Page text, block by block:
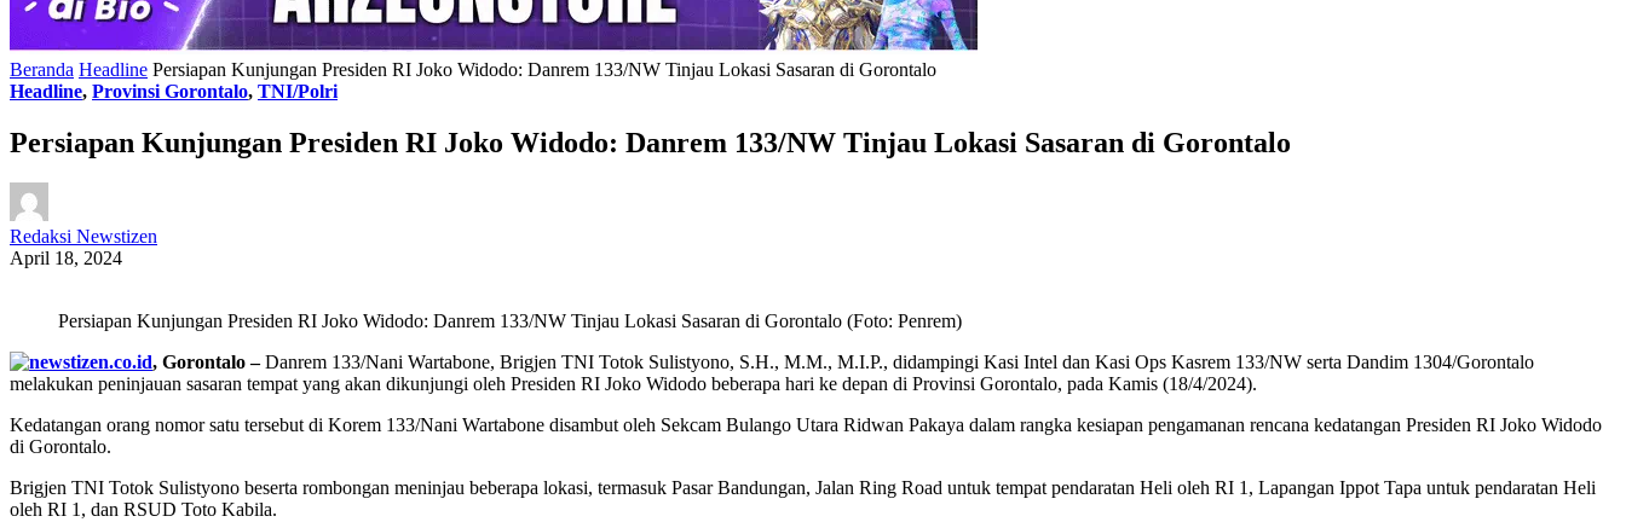
Beranda Headline Persiapan Kunjungan Presiden RI Joko Widodo: Danrem 133/NW Tinjau Lokasi Sasaran di Gorontalo
Headline, Provinsi Gorontalo, TNI/Polri
Persiapan Kunjungan Presiden RI Joko Widodo: Danrem 133/NW Tinjau Lokasi Sasaran di Gorontalo
Redaksi Newstizen
April 18, 2024
Persiapan Kunjungan Presiden RI Joko Widodo: Danrem 133/NW Tinjau Lokasi Sasaran di Gorontalo (Foto: Penrem)
, Gorontalo –Danrem 133/Nani Wartabone, Brigjen TNI Totok Sulistyono, S.H., M.M., M.I.P., didampingi Kasi Intel dan Kasi Ops Kasrem 133/NW serta Dandim 1304/Gorontalo
melakukan peninjauan sasaran tempat yang akan dikunjungi oleh Presiden RI Joko Widodo beberapa hari ke depan di Provinsi Gorontalo, pada Kamis (18/4/2024).
Kedatangan orang nomor satu tersebut di Korem 133/Nani Wartabone disambut oleh Sekcam Bulango Utara Ridwan Pakaya dalam rangka kesiapan pengamanan rencana kedatangan Presiden RI Joko Widodo
di Gorontalo.
Brigjen TNI Totok Sulistyono beserta rombongan meninjau beberapa lokasi, termasuk Pasar Bandungan, Jalan Ring Road untuk tempat pendaratan Heli oleh RI 1, Lapangan Ippot Tapa untuk pendaratan Heli
oleh RI 1, dan RSUD Toto Kabila.